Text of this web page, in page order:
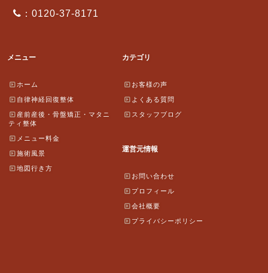
：0120-37-8171
メニュー
ホーム
自律神経回復整体
産前産後・骨盤矯正・マタニ
ティ整体
メニュー料金
施術風景
地図行き方
カテゴリ
お客様の声
よくある質問
スタッフブログ
運営元情報
お問い合わせ
プロフィール
会社概要
プライバシーポリシー